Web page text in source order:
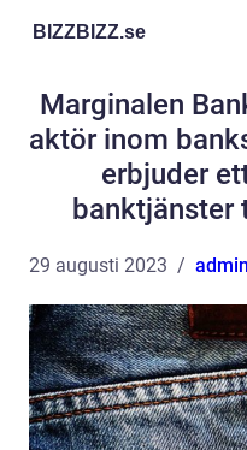
BIZZBIZZ.se
Marginalen
aktör inom
erbjuder
banktjänster
29 augusti 2023 admin